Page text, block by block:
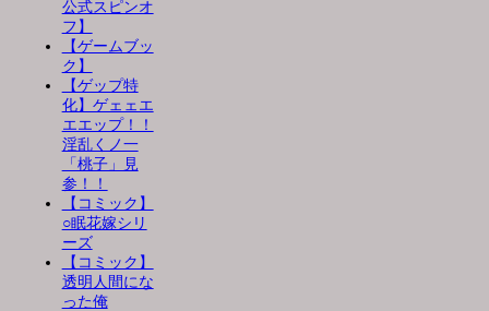
公式スピンオ
フ】
【ゲームブッ
ク】
【ゲップ特
化】ゲェェエ
エエップ！！
淫乱くノ一
「桃子」見
参！！
【コミック】
○眠花嫁シリ
ーズ
【コミック】
透明人間にな
った俺